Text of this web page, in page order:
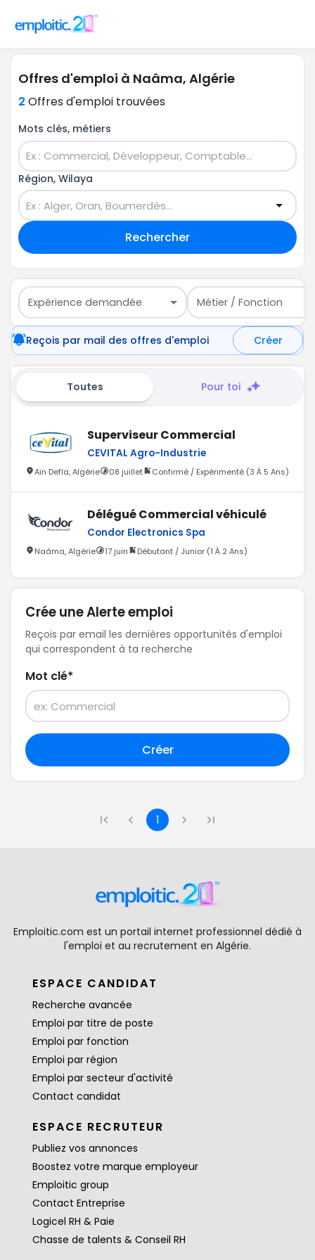
Offres d'emploi à Naâma, Algérie
2 Offres d'emploi trouvées
Mots clés, métiers
Région, Wilaya
Rechercher
Expérience demandée Métier / Fonction
Reçois par mail des offres d'emploi Créer
Toutes Pour toi
Superviseur Commercial
CEVITAL Agro-Industrie
Aïn Defla, Algérie 08 juillet Confirmé / Expérimenté (3 À 5 Ans)
Délégué Commercial véhiculé
Condor Electronics Spa
Naâma, Algérie 17 juin Débutant / Junior (1 À 2 Ans)
Crée une Alerte emploi
Reçois par email les dernières opportunités d'emploi
qui correspondent à ta recherche
Mot clé*
Créer
1
Emploitic.com est un portail internet professionnel dédié à
l'emploi et au recrutement en Algérie.
ESPACE CANDIDAT
Recherche avancée
Emploi par titre de poste
Emploi par fonction
Emploi par région
Emploi par secteur d'activité
Contact candidat
ESPACE RECRUTEUR
Publiez vos annonces
Boostez votre marque employeur
Emploitic group
Contact Entreprise
Logicel RH & Paie
Chasse de talents & Conseil RH